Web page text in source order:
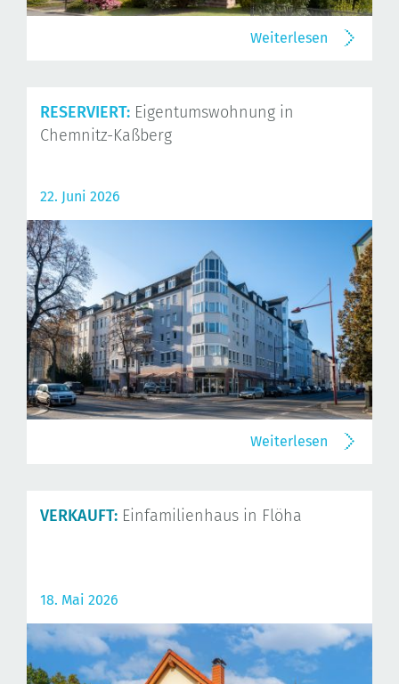
Weiterlesen
RESERVIERT: Eigentumswohnung in
Chemnitz-Kaßberg
22. Juni 2026
Weiterlesen
VERKAUFT: Einfamilienhaus in Flöha
18. Mai 2026